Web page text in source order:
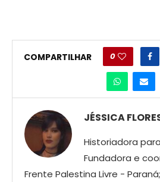
COMPARTILHAR 0
JÉSSICA
Historiadora
Fundadora e
Frente Palestina Livre -